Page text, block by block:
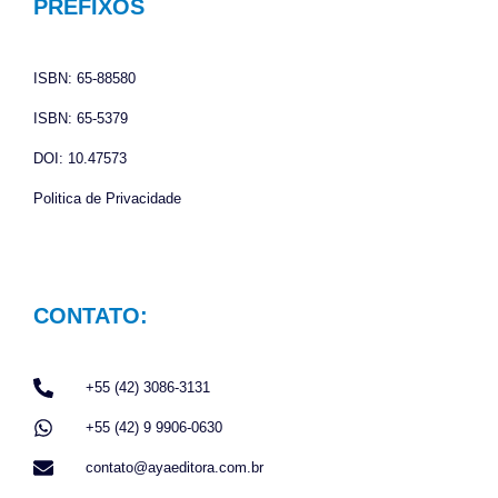
o
k
g
a
m
PREFIXOS
ISBN: 65-88580
ISBN: 65-5379
DOI: 10.47573
Politica de Privacidade
CONTATO:
+55 (42) 3086-3131
+55 (42) 9 9906-0630
contato@ayaeditora.com.br